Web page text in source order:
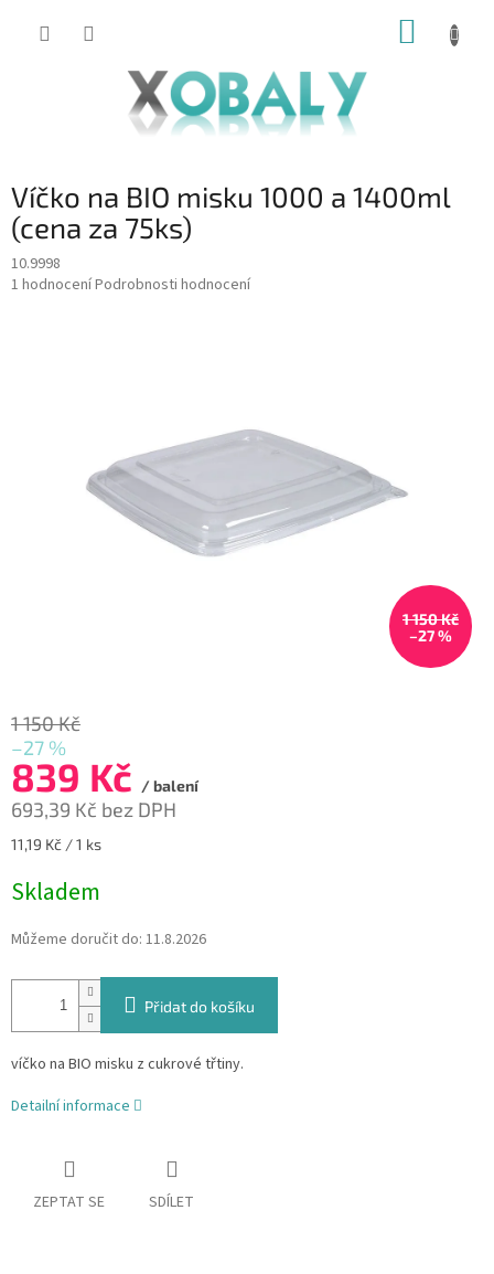
KOŠÍK
Víčko na BIO misku 1000 a 1400ml
(cena za 75ks)
10.9998
Průměrné
1 hodnoceníPodrobnosti hodnocení
1 150 Kč
–27 %
1 150 Kč
–27 %
839 Kč / balení
693,39 Kč bez DPH
Měrná
11,19 Kč / 1 ks
Skladem
Můžeme doručit do: 11.8.2026
Přidat do košíku
víčko na BIO misku z cukrové třtiny.
Detailní informace
ZEPTAT SE SDÍLET